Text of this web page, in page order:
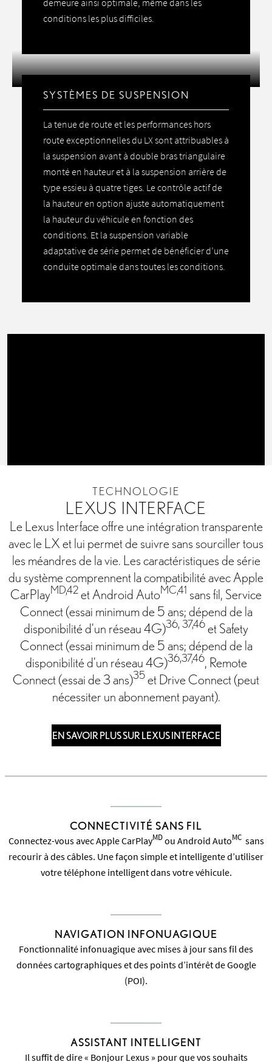
demeure ainsi optimale, même dans les
conditions les plus difficiles.
SYSTÈMES DE SUSPENSION
La tenue de route et les performances hors
route exceptionnelles du LX sont attribuables à
la suspension avant à double bras triangulaire
monté en hauteur et à la suspension arrière de
type essieu à quatre tiges. Le contrôle actif de
la hauteur en option ajuste automatiquement
la hauteur du véhicule en fonction des
conditions. Et la suspension variable
adaptative de série permet de bénéficier d’une
conduite optimale dans toutes les conditions.
TECHNOLOGIE
LEXUS INTERFACE
Le Lexus Interface offre une intégration transparente
avec le LX et lui permet de suivre sans sourciller tous
les méandres de la vie. Les caractéristiques de série
du système comprennent la compatibilité avec Apple
CarPlayMD,42et Android AutoMC,41 sans fil, Service
Connect (essai minimum de 5 ans; dépend de la
disponibilité d’un réseau 4G)36, 37,46et Safety
Connect (essai minimum de 5 ans; dépend de la
disponibilité d’un réseau 4G)36,37,46, Remote
Connect (essai de 3 ans)35et Drive Connect (peut
nécessiter un abonnement payant).
EN SAVOIR PLUS SUR LEXUS INTERFACE
CONNECTIVITÉ SANS FIL
Connectez-vous avec Apple CarPlayMDou Android AutoMCsans
recourir à des câbles. Une façon simple et intelligente d’utiliser
votre téléphone intelligent dans votre véhicule.
NAVIGATION INFONUAGIQUE
Fonctionnalité infonuagique avec mises à jour sans fil des
données cartographiques et des points d’intérêt de Google
(POI).
ASSISTANT INTELLIGENT
Il suffit de dire « Bonjour Lexus » pour que vos souhaits